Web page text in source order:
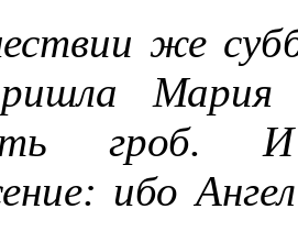
же
гроб.
ибо